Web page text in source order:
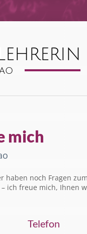
mich
haben noch Fragen
ich freue mich, Ihnen
Telefon